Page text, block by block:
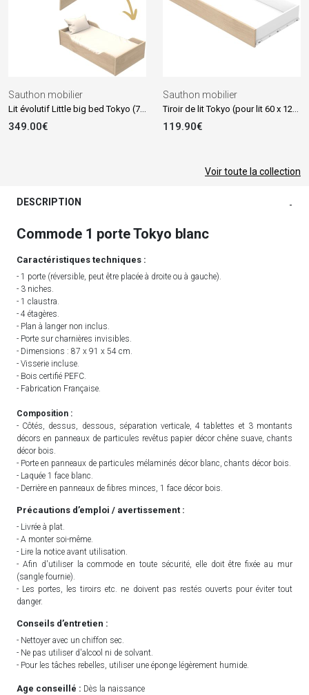
Sauthon mobilier
Lit évolutif Little big bed Tokyo (70 x 140 cm)
349.00€
Sauthon mobilier
Tiroir de lit Tokyo (pour lit 60 x 120 cm)
119.90€
Voir toute la collection
DESCRIPTION -
Commode 1 porte Tokyo blanc
Caractéristiques techniques :
- 1 porte (réversible, peut être placée à droite ou à gauche).
- 3 niches.
- 1 claustra.
- 4 étagères.
- Plan à langer non inclus.
- Porte sur charnières invisibles.
- Dimensions : 87 x 91 x 54 cm.
- Visserie incluse.
- Bois certifié PEFC.
- Fabrication Française.
Composition :
- Côtés, dessus, dessous, séparation verticale, 4 tablettes et 3 montants
décors en panneaux de particules revêtus papier décor chêne suave, chants
décor bois.
- Porte en panneaux de particules mélaminés décor blanc, chants décor bois.
- Laquée 1 face blanc.
- Derrière en panneaux de fibres minces, 1 face décor bois.
Précautions d’emploi / avertissement :
- Livrée à plat.
- A monter soi-même.
- Lire la notice avant utilisation.
- Afin d'utiliser la commode en toute sécurité, elle doit être fixée au mur
(sangle fournie).
- Les portes, les tiroirs etc. ne doivent pas restés ouverts pour éviter tout
danger.
Conseils d’entretien :
- Nettoyer avec un chiffon sec.
- Ne pas utiliser d'alcool ni de solvant.
- Pour les tâches rebelles, utiliser une éponge légèrement humide.
Age conseillé : Dès la naissance